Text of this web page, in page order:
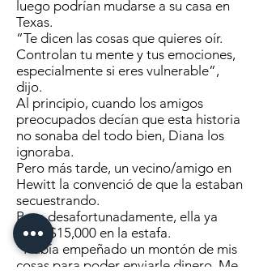
luego podrían mudarse a su casa en
Texas.
“Te dicen las cosas que quieres oír.
Controlan tu mente y tus emociones,
especialmente si eres vulnerable”,
dijo.
Al principio, cuando los amigos
preocupados decían que esta historia
no sonaba del todo bien, Diana los
ignoraba.
Pero más tarde, un vecino/amigo en
Hewitt la convenció de que la estaban
secuestrando.
Pero desafortunadamente, ella ya
tenía $15,000 en la estafa.
“Había empeñado un montón de mis
cosas para poder enviarle dinero. Me